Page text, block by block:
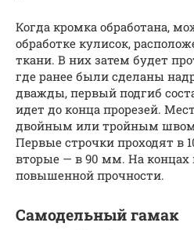
Когда кромка обработана,
обработке кулисок,
ткани. В них затем будет
где ранее были сделаны
дважды, первый подгиб
идет до конца прорезей.
двойным или тройным
Первые строчки проходят в
вторые — в 90 мм. На концах
повышенной прочности.
Самодельный гамак